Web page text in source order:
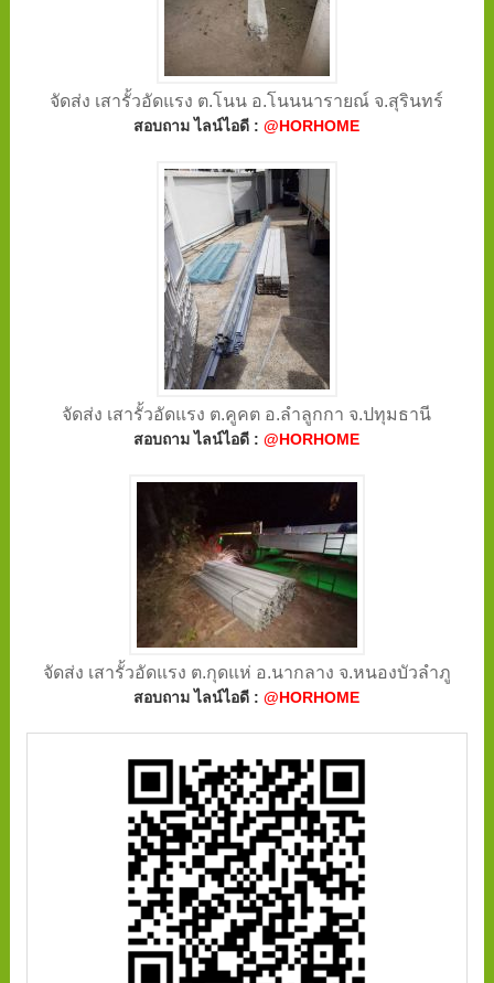
จัดส่ง เสารั้วอัดแรง ต.โนน อ.โนนนารายณ์ จ.สุรินทร์
สอบถาม ไลน์ไอดี :@HORHOME
จัดส่ง เสารั้วอัดแรง ต.คูคต อ.ลำลูกกา จ.ปทุมธานี
สอบถาม ไลน์ไอดี :@HORHOME
จัดส่ง เสารั้วอัดแรง ต.กุดแห่ อ.นากลาง จ.หนองบัวลำภู
สอบถาม ไลน์ไอดี :@HORHOME